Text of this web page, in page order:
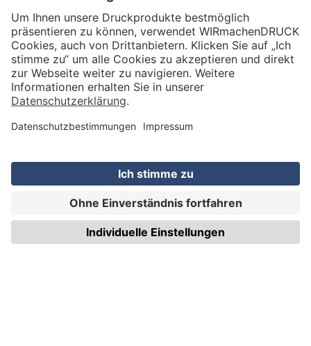
VERSAND
WIRmachenDRUCK GmbH